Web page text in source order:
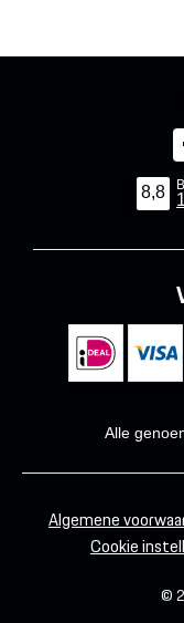
8,8
Alle
Algemene
Cookie
©